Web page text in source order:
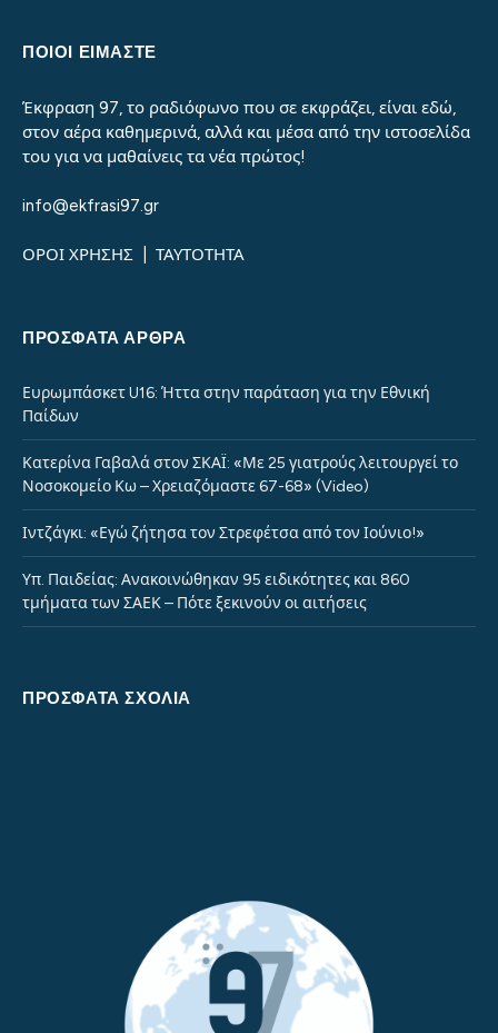
ΠΟΙΟΙ ΕΙΜΑΣΤΕ
Έκφραση 97, το ραδιόφωνο που σε εκφράζει, είναι εδώ,
στον αέρα καθημερινά, αλλά και μέσα από την ιστοσελίδα
του για να μαθαίνεις τα νέα πρώτος!
info@ekfrasi97.gr
ΟΡΟΙ ΧΡΗΣΗΣ ΤΑΥΤΟΤΗΤΑ
ΠΡΌΣΦΑΤΑ ΆΡΘΡΑ
Ευρωμπάσκετ U16: Ήττα στην παράταση για την Εθνική
Παίδων
Κατερίνα Γαβαλά στον ΣΚΑΪ: «Με 25 γιατρούς λειτουργεί το
Νοσοκομείο Κω – Χρειαζόμαστε 67-68» (Video)
Ιντζάγκι: «Εγώ ζήτησα τον Στρεφέτσα από τον Ιούνιο!»
Υπ. Παιδείας: Ανακοινώθηκαν 95 ειδικότητες και 860
τμήματα των ΣΑΕΚ – Πότε ξεκινούν οι αιτήσεις
ΠΡΌΣΦΑΤΑ ΣΧΌΛΙΑ